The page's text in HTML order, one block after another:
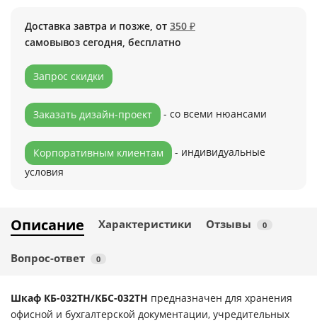
Доставка завтра и позже, от 350 ₽
самовывоз сегодня, бесплатно
Запрос скидки
Заказать дизайн-проект - со всеми нюансами
Корпоративным клиентам
- индивидуальные
условия
Описание Характеристики Отзывы 0
Вопрос-ответ 0
Шкаф КБ-032ТН/КБС-032ТН предназначен для хранения
офисной и бухгалтерской документации, учредительных